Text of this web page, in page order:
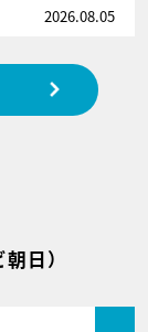
2026.08.05
日）